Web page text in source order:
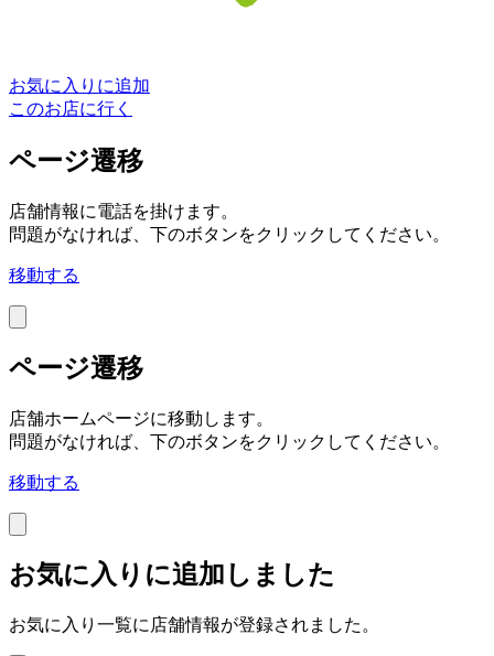
お気に入りに追加
このお店に行く
ページ遷移
店舗情報に電話を掛けます。
問題がなければ、下のボタンをクリックしてください。
移動する
ページ遷移
店舗ホームページに移動します。
問題がなければ、下のボタンをクリックしてください。
移動する
お気に入りに追加しました
お気に入り一覧に店舗情報が登録されました。